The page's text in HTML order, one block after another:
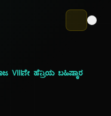
VIIIನೇ ಹೆನ್ರಿಯ ಬಹಿಷ್ಕಾರ